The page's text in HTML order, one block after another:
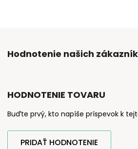
Hodnotenie našich
HODNOTENIE TOVARU
Buďte prvý, kto napíše príspevok k
PRIDAŤ HODNOTENIE